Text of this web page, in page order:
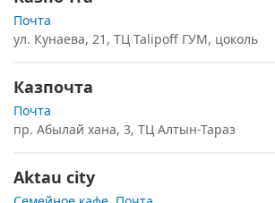
Почта
ул. Кунаева, 21, ТЦ Talipoff ГУМ, цоколь
Казпочта
Почта
пр. Абылай хана, 3, ТЦ Алтын-Тараз
Aktau city